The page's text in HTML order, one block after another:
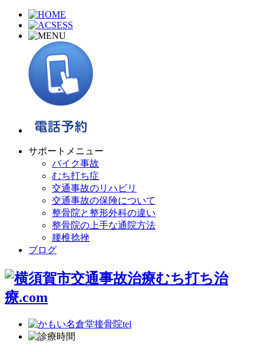
サポートメニュー
バイク事故
むち打ち症
交通事故のリハビリ
交通事故の保険について
整骨院と整形外科の違い
整骨院の上手な通院方法
腰椎捻挫
ブログ